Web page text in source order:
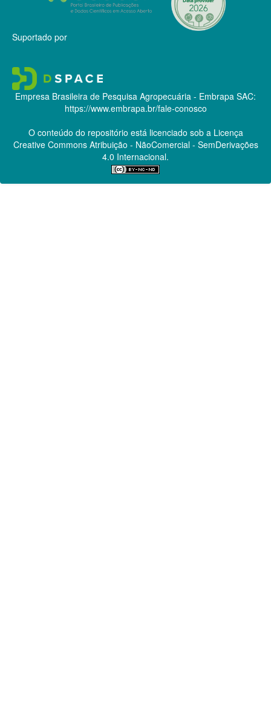
Suportado por
Empresa Brasileira de Pesquisa Agropecuária - Embrapa SAC:
https://www.embrapa.br/fale-conosco
O conteúdo do repositório está licenciado sob a Licença
Creative CommonsAtribuição - NãoComercial - SemDerivações
4.0 Internacional.